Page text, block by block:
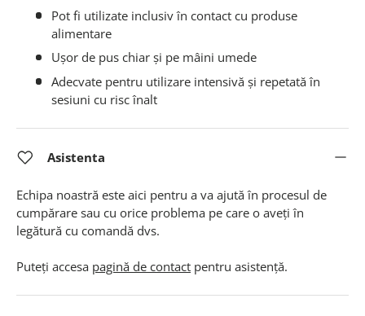
Pot fi utilizate inclusiv în contact cu produse
alimentare
Ușor de pus chiar și pe mâini umede
Adecvate pentru utilizare intensivă și repetată în
sesiuni cu risc înalt
Asistenta
Echipa noastră este aici pentru a va ajută în procesul de
cumpărare sau cu orice problema pe care o aveți în
legătură cu comandă dvs.
Puteți accesa pagină de contact pentru asistență.